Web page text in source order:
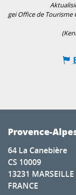
gei Office de Tourisme
Provence-
64 La Canebière
CS 10009
13231
FRANCE